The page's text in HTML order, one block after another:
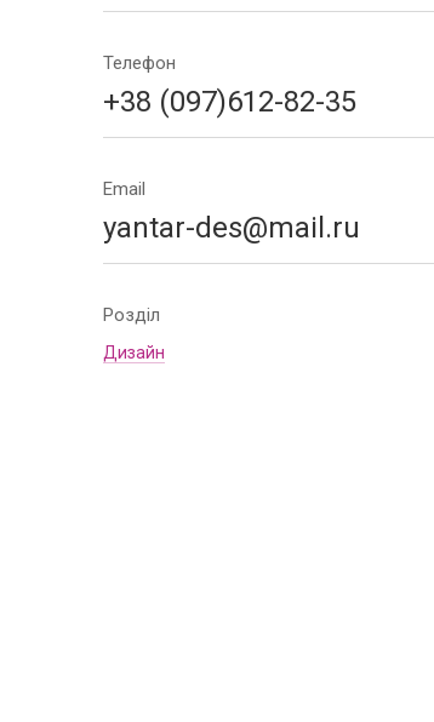
Телефон
+38 (097)612-82-35
Email
yantar-des@mail.ru
Розділ
Дизайн